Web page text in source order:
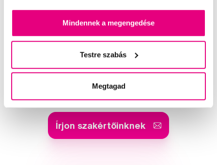
Mindennek a megengedése
Testre szabás
Megtagad
Segítünk
Írjon szakértőinknek